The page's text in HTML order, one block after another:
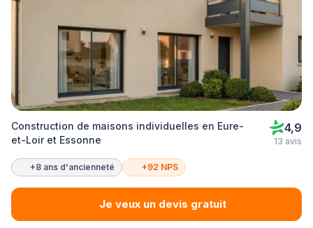
Construction de maisons individuelles en Eure-
et-Loir et Essonne
4,9
13 avis
+8 ans d'ancienneté +92 NPS
Je veux un devis gratuit